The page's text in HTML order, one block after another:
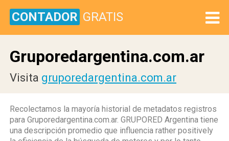
CONTADOR GRATIS
Gruporedargentina.com.ar
Visita gruporedargentina.com.ar
Recolectamos la mayoría historial de metadatos registros
para Gruporedargentina.com.ar. GRUPORED Argentina tiene
una descripción promedio que influencia rather positively